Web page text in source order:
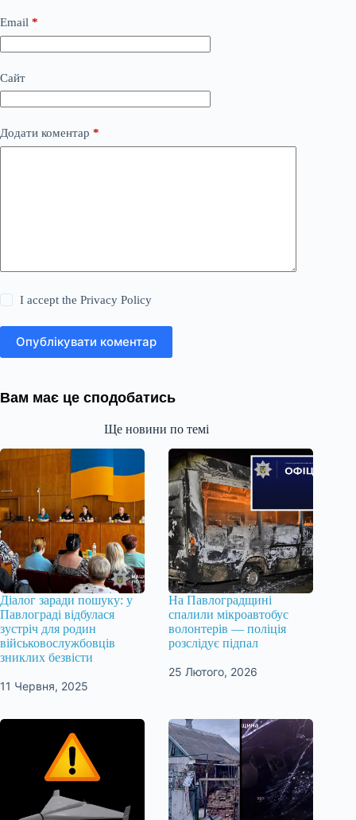
Email *
Сайт
Додати коментар *
I accept thePrivacy Policy
Опублікувати коментар
Вам має це сподобатись
Ще новини по темі
Діалог заради пошуку: у
Павлограді відбулася
зустріч для родин
військовослужбовців
зниклих безвісти
11 Червня, 2025
На Павлоградщині
спалили мікроавтобус
волонтерів — поліція
розслідує підпал
25 Лютого, 2026